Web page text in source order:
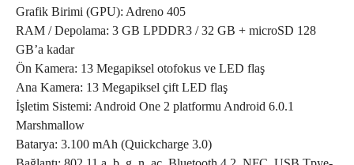
Grafik Birimi (GPU): Adreno 405
RAM / Depolama: 3 GB LPDDR3 / 32 GB + microSD 128
GB’a kadar
Ön Kamera: 13 Megapiksel otofokus ve LED flaş
Ana Kamera: 13 Megapiksel çift LED flaş
İşletim Sistemi: Android One 2 platformu Android 6.0.1
Marshmallow
Batarya: 3.100 mAh (Quickcharge 3.0)